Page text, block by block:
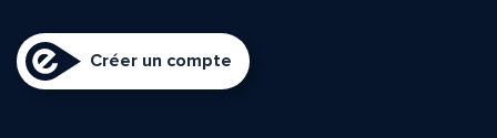
Créer un compte